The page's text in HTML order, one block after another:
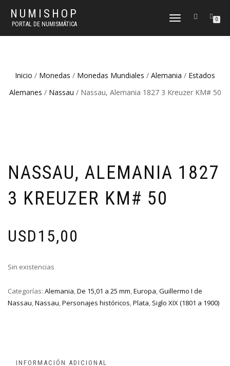
NUMISHOP
PORTAL DE NUMISMÁTICA
CAMBIAR
0
Inicio / Monedas / Monedas Mundiales / Alemania / Estados
Alemanes / Nassau / Nassau, Alemania 1827 3 Kreuzer KM# 50
NASSAU, ALEMANIA 1827
3 KREUZER KM# 50
USD15,00
Sin existencias
Categorías: Alemania,De 15,01 a 25 mm,Europa,Guillermo I de
Nassau,Nassau,Personajes históricos,Plata, Siglo XIX (1801 a 1900)
INFORMACIÓN ADICIONAL